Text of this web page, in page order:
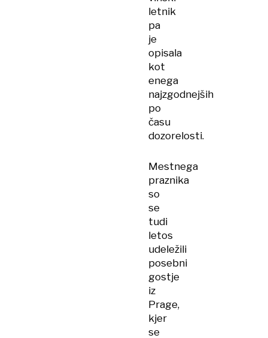
letnik
pa
je
opisala
kot
enega
najzgodnejših
po
času
dozorelosti.
Mestnega
praznika
so
se
tudi
letos
udeležili
posebni
gostje
iz
Prage,
kjer
se